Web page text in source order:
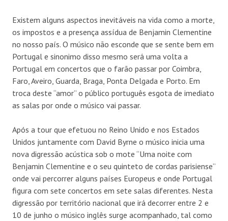
Existem alguns aspectos inevitáveis na vida como a morte,
os impostos e a presença assídua de Benjamin Clementine
no nosso país. O músico não esconde que se sente bem em
Portugal e sinonimo disso mesmo será uma volta a
Portugal em concertos que o farão passar por Coimbra,
Faro, Aveiro, Guarda, Braga, Ponta Delgada e Porto. Em
troca deste “amor” o público português esgota de imediato
as salas por onde o músico vai passar.
Após a tour que efetuou no Reino Unido e nos Estados
Unidos juntamente com David Byrne o músico inicia uma
nova digressão acústica sob o mote “Uma noite com
Benjamin Clementine e o seu quinteto de cordas parisiense”
onde vai percorrer alguns países Europeus e onde Portugal
figura com sete concertos em sete salas diferentes. Nesta
digressão por território nacional que irá decorrer entre 2 e
10 de junho o músico inglês surge acompanhado, tal como